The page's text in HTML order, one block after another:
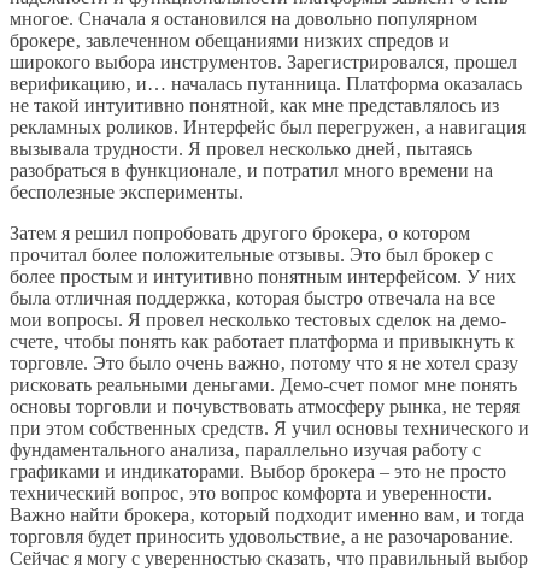
многое. Сначала я остановился на довольно популярном
брокере‚ завлеченном обещаниями низких спредов и
широкого выбора инструментов. Зарегистрировался‚ прошел
верификацию‚ и… началась путанница. Платформа оказалась
не такой интуитивно понятной‚ как мне представлялось из
рекламных роликов. Интерфейс был перегружен‚ а навигация
вызывала трудности. Я провел несколько дней‚ пытаясь
разобраться в функционале‚ и потратил много времени на
бесполезные эксперименты.
Затем я решил попробовать другого брокера‚ о котором
прочитал более положительные отзывы. Это был брокер с
более простым и интуитивно понятным интерфейсом. У них
была отличная поддержка‚ которая быстро отвечала на все
мои вопросы. Я провел несколько тестовых сделок на демо-
счете‚ чтобы понять как работает платформа и привыкнуть к
торговле. Это было очень важно‚ потому что я не хотел сразу
рисковать реальными деньгами. Демо-счет помог мне понять
основы торговли и почувствовать атмосферу рынка‚ не теряя
при этом собственных средств. Я учил основы технического и
фундаментального анализа‚ параллельно изучая работу с
графиками и индикаторами. Выбор брокера – это не просто
технический вопрос‚ это вопрос комфорта и уверенности.
Важно найти брокера‚ который подходит именно вам‚ и тогда
торговля будет приносить удовольствие‚ а не разочарование.
Сейчас я могу с уверенностью сказать‚ что правильный выбор